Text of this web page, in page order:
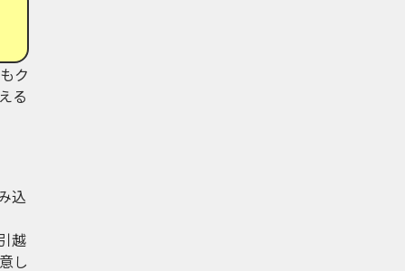
ク
る
込
越
し